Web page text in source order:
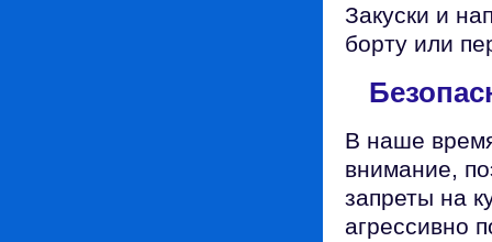
Закуски и
борту или
В наше
внимание,
запреты на
агрессивно